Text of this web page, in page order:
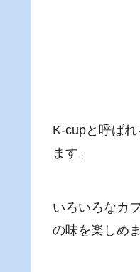
K-cupと呼ば
ます。
いろいろなカ
の味を楽しめ